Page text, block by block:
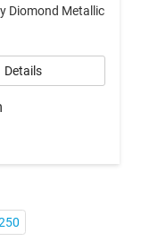
Diomond Metallic
Details